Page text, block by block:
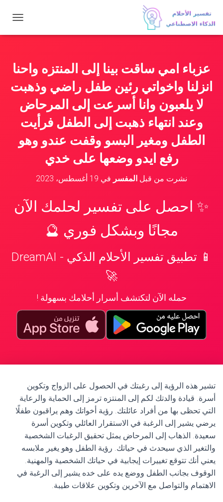
ب
ل
ا
ت
عزباء امي ساقت بينا إلى المنتزه واحنا
انزلنا واخواتي رئين طفل راضي وذهبت
لا يلعبون وانا أسرعت إلى المرحاض
وعند انتهاء ذهبت إلى الطفل فرأيت
الطفل ومغير البسو وقفت عندو وهو
رفع ايدو وضعها على خدي
نشرت من قبل المفسر في 19 أغسطس، 2023
✨ احصل على تفسير لحلمك الآن
مجانًا وبشكل فوري 🔮
📱 تطبيق تفسير الأحلام الذكي - DreamAI
🚀
حمله الآن لتكتشف أسرار أحلامك بسهولة !
تشير هذه الرؤية إلى رغبتك في الحصول على الزواج وتكوين
أسرة. قيادة والدتك لكم إلى المنتزه ترمز إلى الحماية والرعاية
التي تحظى بها من أفراد عائلتك. رؤية أخواتك وهم يراقبون طفلًا
يرضي يشير إلى الرغبة في الاستقرار العائلي وتكوين أسرة
سعيدة. الذهاب إلى المرحاض يمثل تحقيق الرغبات الشخصية
والتغير الذي سيحدث في حياتك. رؤية الطفل وهو يغير ملابسه
يعني أنك تتوقع تغييرات إيجابية في حياتك الشخصية والمهنية.
الوقوف بجانب الطفل ووضع يده على خده يشير إلى الرغبة في
الاهتمام والتواصل مع الآخرين وتكوين علاقات طيبة.